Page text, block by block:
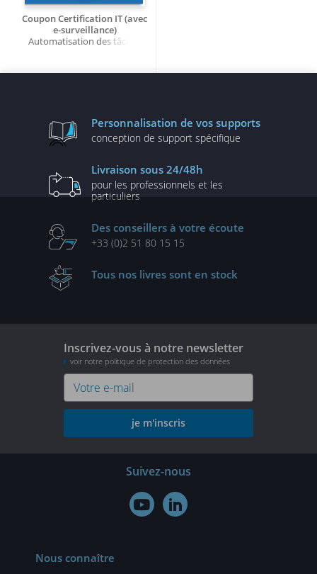
Coupon Certification IT (avec
e-surveillance)
Automatisation des tâches
PowerShell
Personnalisation de vos supports
conception de support spécifique
Livraison sous 24/48h
pour les professionnels et les
particuliers
Des conseillers à votre écoute
+33 (0)2 51 80 15 15
Tous nos livres sont en stock
Inscrivez-vous à notre newsletter
voir notre politique de protection des données
je m'inscris
Suivez-nous
 
Nous connaître